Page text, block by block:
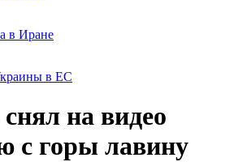
в Иране
в ЕС
на видео
с горы лавину